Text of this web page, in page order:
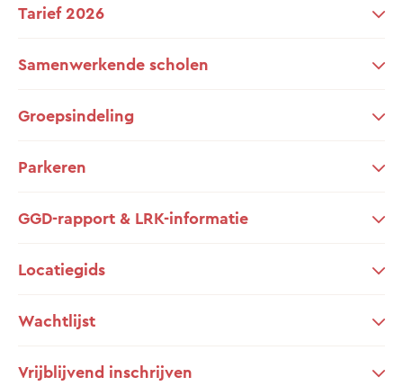
Tarief 2026
Samenwerkende scholen
Groepsindeling
Parkeren
GGD-rapport & LRK-informatie
Locatiegids
Wachtlijst
Vrijblijvend inschrijven